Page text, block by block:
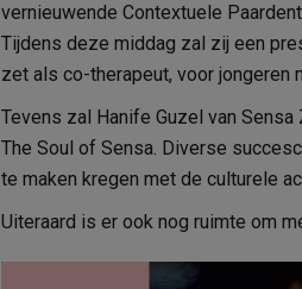
vernieuwende Contextuele
Tijdens deze middag zal zij een
zet als co-therapeut, voor jongeren
Tevens zal Hanife Guzel van
The Soul of Sensa. Diverse
te maken kregen met de culturele
Uiteraard is er ook nog ruimte om